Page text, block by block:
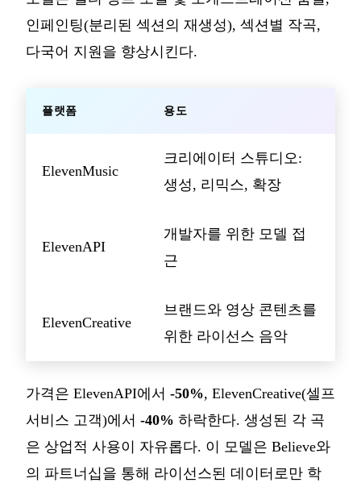
인페인팅(분리된 섹션의 재생성), 섹션별 작곡,
다국어 지원을 향상시킨다.
플랫폼 용도
ElevenMusic
크리에이터 스튜디오:
생성, 리믹스, 확장
ElevenAPI
개발자를 위한 모델 접
근
ElevenCreative
브랜드와 영상 콘텐츠를
위한 라이선스 음악
가격은 ElevenAPI에서 -50%, ElevenCreative(셀프
서비스 고객)에서 -40% 하락한다. 생성된 각 곡
은 상업적 사용이 자유롭다. 이 모델은 Believe와
의 파트너십을 통해 라이선스된 데이터로만 학